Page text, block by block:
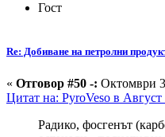
Гост
Re: Добиване на петролни
« Отговор #50 -: Октомври
Цитат на: PyroVeso в
Радико, фосгенът